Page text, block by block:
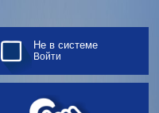
Не в системе
Войти